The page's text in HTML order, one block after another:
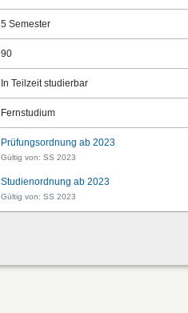
5 Semester
90
In Teilzeit studierbar
Fernstudium
Prüfungsordnung ab 2023
Gültig von: SS 2023
Studienordnung ab 2023
Gültig von: SS 2023